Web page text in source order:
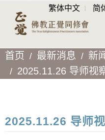
繁体中文 简
首页 最新消息
新
2025.11.26 导师视
2025.11.26 导师